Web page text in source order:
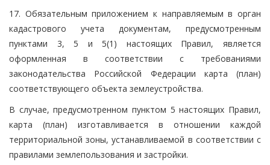
17. Обязательным приложением к направляемым в орган
кадастрового учета документам, предусмотренным
пунктами 3, 5 и 5(1) настоящих Правил, является
оформленная в соответствии с требованиями
законодательства Российской Федерации карта (план)
соответствующего объекта землеустройства.
В случае, предусмотренном пунктом 5 настоящих Правил,
карта (план) изготавливается в отношении каждой
территориальной зоны, устанавливаемой в соответствии с
правилами землепользования и застройки.